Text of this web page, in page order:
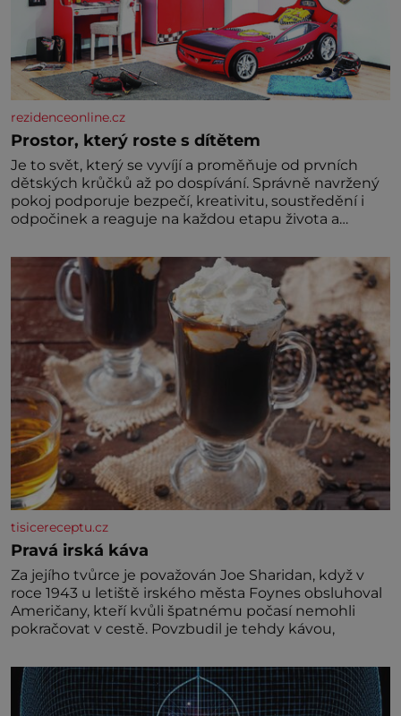
rezidenceonline.cz
Prostor, který roste s dítětem
Je to svět, který se vyvíjí a proměňuje od prvních
dětských krůčků až po dospívání. Správně navržený
pokoj podporuje bezpečí, kreativitu, soustředění i
odpočinek a reaguje na každou etapu života a
jednoduchost, měkkost a bezpečí, proto by pokoj
miminka měl působit především klidně a útulně.
Předškolní věk je
tisicereceptu.cz
Pravá irská káva
Za jejího tvůrce je považován Joe Sharidan, když v
roce 1943 u letiště irského města Foynes obsluhoval
Američany, kteří kvůli špatnému počasí nemohli
pokračovat v cestě. Povzbudil je tehdy kávou,